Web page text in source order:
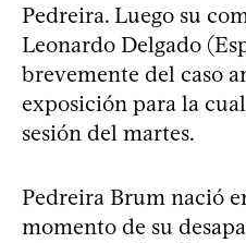
Pedreira. Luego su
Leonardo Delgado
brevemente del caso
exposición para la
sesión del martes.
Pedreira Brum nació
momento de su